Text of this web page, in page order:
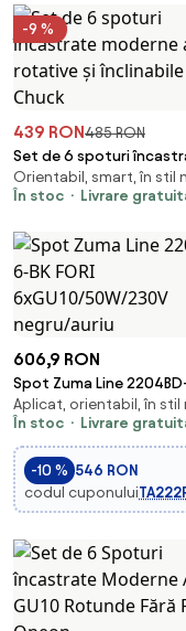
-9 %
439 RON485 RON
Set de 6 spoturi
moderne albe, rotative
înclinabile IP44 - Chuck
Orientabil, smart, în stil
În stoc
Livrare
606,9 RON
Spot Zuma Line
FORI 6xGU10/50W/230V
negru/auriu
Aplicat, orientabil, în stil
În stoc
Livrare
-10 % 546 RON
codul cuponului